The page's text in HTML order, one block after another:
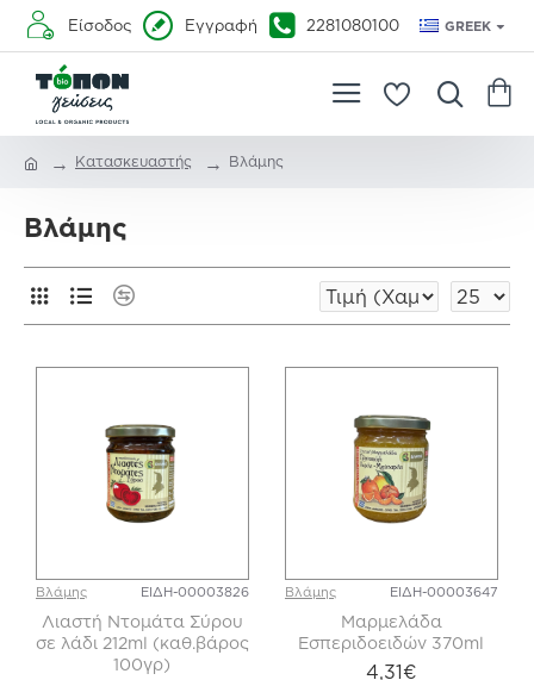
Είσοδος Εγγραφή 2281080100 GREEK
Κατασκευαστής Βλάμης
Βλάμης
Βλάμης ΕΙΔΗ-00003826
Λιαστή Ντομάτα Σύρου
σε λάδι 212ml (καθ.βάρος
100γρ)
Βλάμης ΕΙΔΗ-00003647
Μαρμελάδα
Εσπεριδοειδών 370ml
4,31€